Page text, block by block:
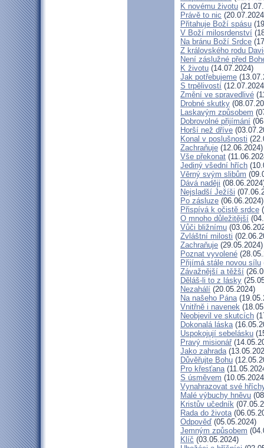
K novému životu
Právě to nic
Přitahuje Boží spásu
V Boží milosrdenství
Na bránu Boží Srdce
Z královského rodu
Není záslužné před
K životu (14.07.2024)
Jak potřebujeme
S trpělivostí
Změní ve spravedlivé
Drobné skutky
Laskavým způsobem
Dobrovolné přijímání
Horší než dříve
Konal v poslušnosti
Zachraňuje (12.06.2024)
Vše překonat
Jediný všední hřích
Věrný svým slibům
Dává naději
Nejsladší Ježíši
Po zásluze (06.06.2024)
Přispívá k očistě srdce
O mnoho důležitější
Vůči bližnímu
Zvláštní milosti
Zachraňuje (29.05.2024)
Poznat vyvolené
Přijímá stále novou sílu
Závažnější a těžší
Děláš-li to z lásky
Nezahálí (20.05.2024)
Na našeho Pána
Vnitřně i navenek
Neobjevil ve skutcích
Dokonalá láska
Uspokojují sebelásku
Pravý misionář
Jako zahrada
Důvěřujte Bohu
Pro křesťana
S úsměvem
Vynahrazovat své
Malé výbuchy hněvu
Kristův učedník
Rada do života
Odpověď (05.05.2024)
Jemným způsobem
Klíč (03.05.2024)